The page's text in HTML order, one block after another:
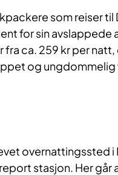
som reiser til
for sin
ca. 259 kr per
og ungdommelig
overnattingssted
stasjon. Her går